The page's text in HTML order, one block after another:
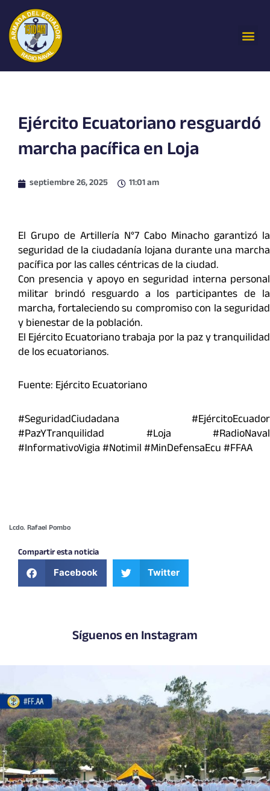
contenido
Ejército Ecuatoriano resguardó
marcha pacífica en Loja
septiembre 26, 2025 11:01 am
El Grupo de Artillería N°7 Cabo Minacho garantizó la
seguridad de la ciudadanía lojana durante una marcha
pacífica por las calles céntricas de la ciudad.
Con presencia y apoyo en seguridad interna personal
militar brindó resguardo a los participantes de la
marcha, fortaleciendo su compromiso con la seguridad
y bienestar de la población.
El Ejército Ecuatoriano trabaja por la paz y tranquilidad
de los ecuatorianos.
Fuente: Ejército Ecuatoriano
#SeguridadCiudadana #EjércitoEcuador
#PazYTranquilidad #Loja #RadioNaval
#InformativoVigia #Notimil #MinDefensaEcu #FFAA
Lcdo. Rafael Pombo
Compartir esta noticia
Facebook Twitter
Síguenos en Instagram